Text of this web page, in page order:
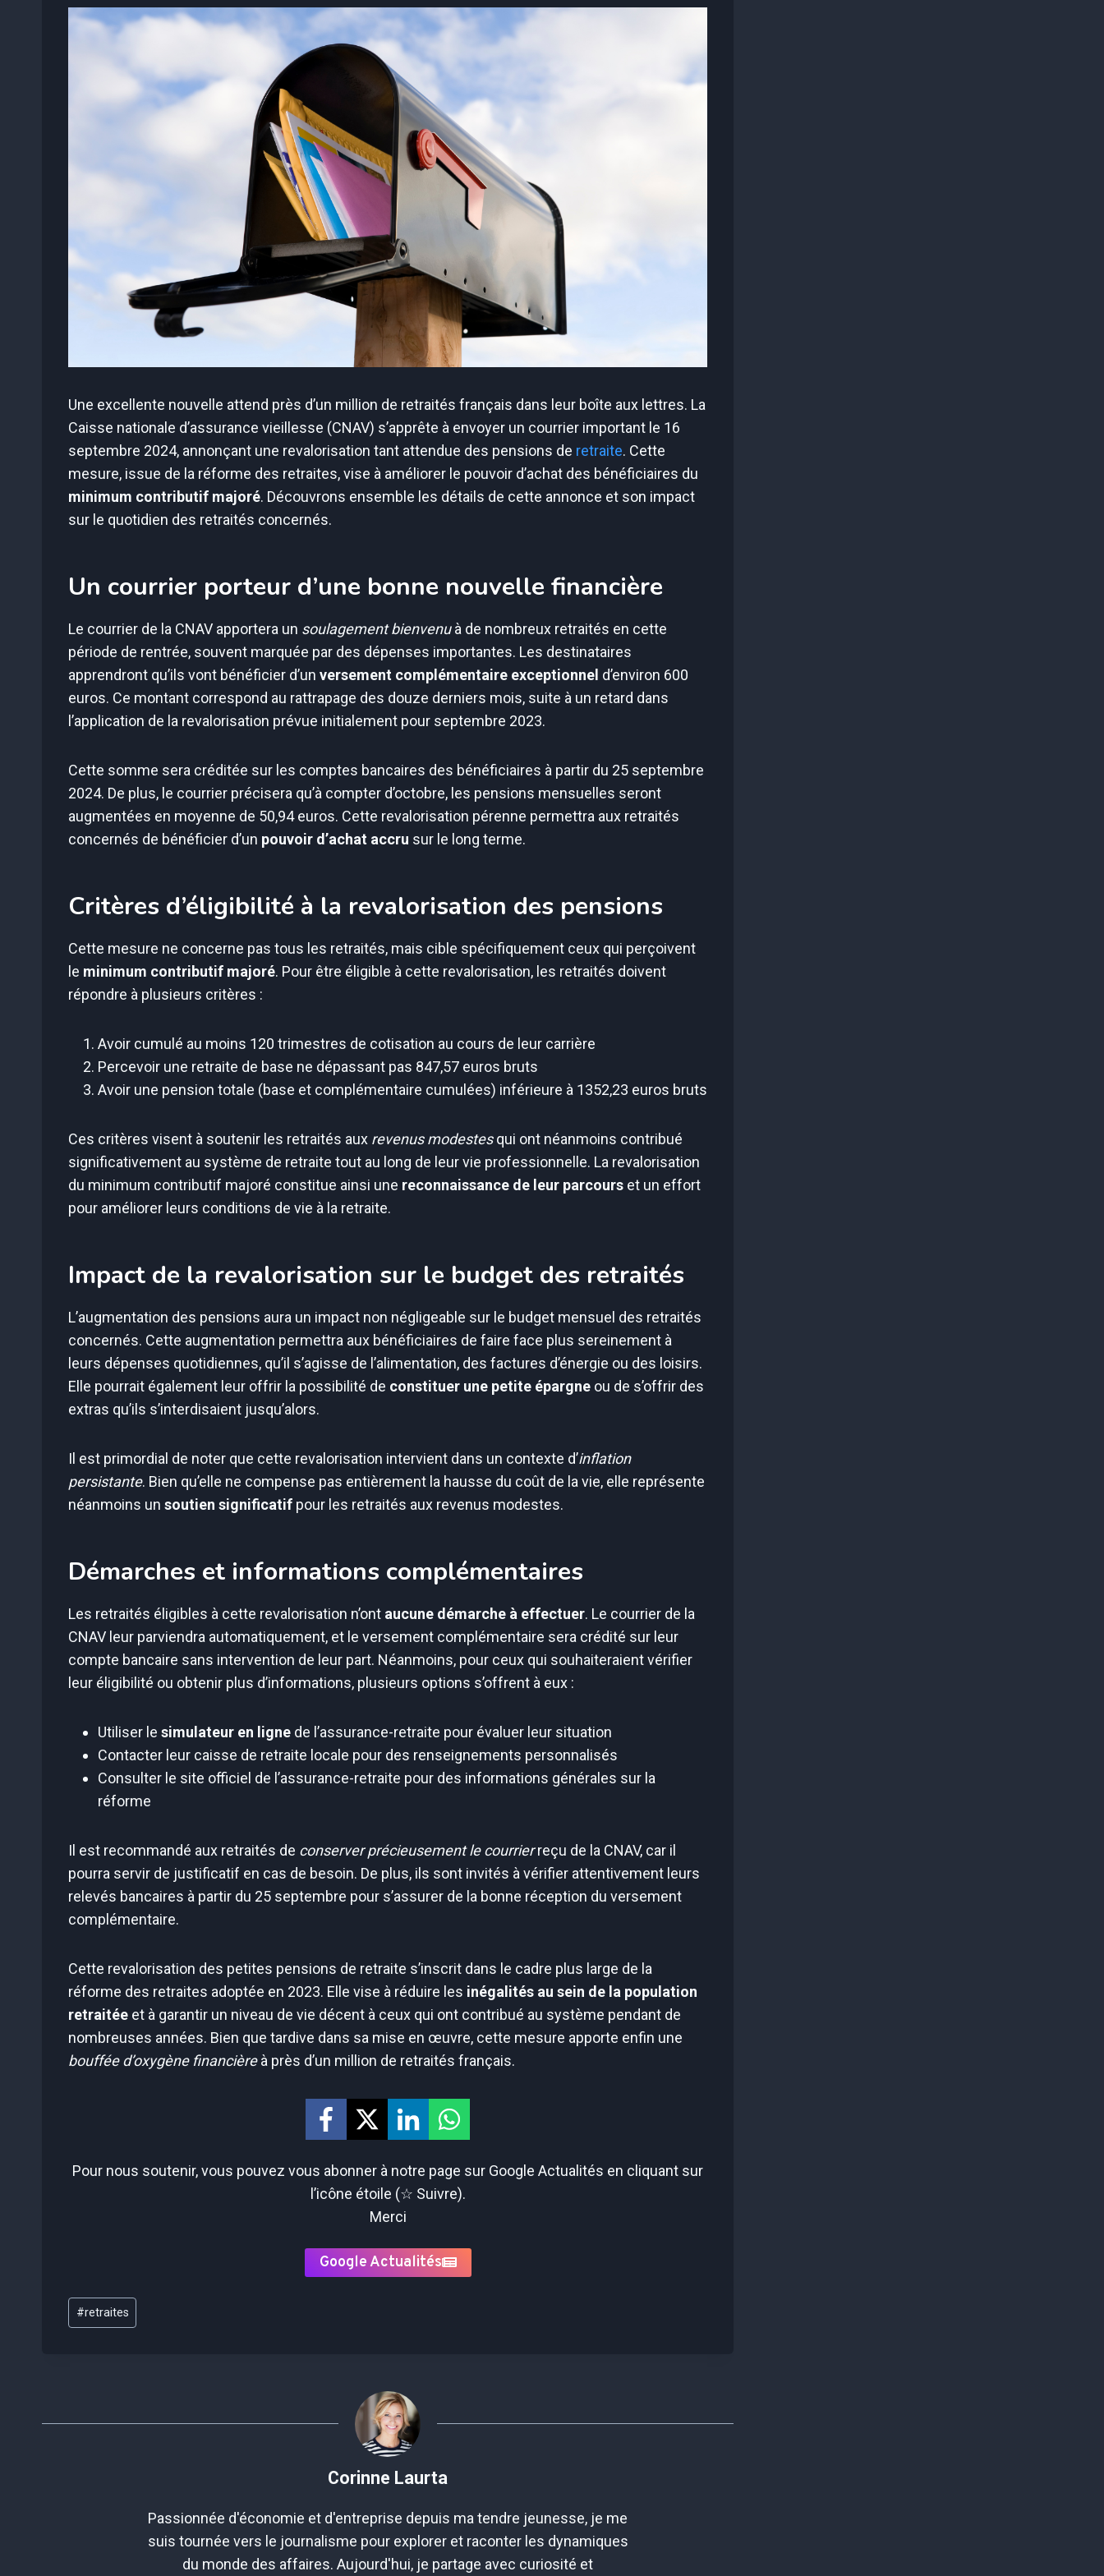
Une excellente nouvelle attend près d’un million de retraités français dans leur boîte aux lettres. La
Caisse nationale d’assurance vieillesse (CNAV) s’apprête à envoyer un courrier important le 16
septembre 2024, annonçant une revalorisation tant attendue des pensions de retraite. Cette
mesure, issue de la réforme des retraites, vise à améliorer le pouvoir d’achat des bénéficiaires du
minimum contributif majoré. Découvrons ensemble les détails de cette annonce et son impact
sur le quotidien des retraités concernés.
Un courrier porteur d’une bonne nouvelle financière
Le courrier de la CNAV apportera un soulagement bienvenuà de nombreux retraités en cette
période de rentrée, souvent marquée par des dépenses importantes. Les destinataires
apprendront qu’ils vont bénéficier d’un versement complémentaire exceptionnel d’environ 600
euros. Ce montant correspond au rattrapage des douze derniers mois, suite à un retard dans
l’application de la revalorisation prévue initialement pour septembre 2023.
Cette somme sera créditée sur les comptes bancaires des bénéficiaires à partir du 25 septembre
2024. De plus, le courrier précisera qu’à compter d’octobre, les pensions mensuelles seront
augmentées en moyenne de 50,94 euros. Cette revalorisation pérenne permettra aux retraités
concernés de bénéficier d’un pouvoir d’achat accru sur le long terme.
Critères d’éligibilité à la revalorisation des pensions
Cette mesure ne concerne pas tous les retraités, mais cible spécifiquement ceux qui perçoivent
le minimum contributif majoré. Pour être éligible à cette revalorisation, les retraités doivent
répondre à plusieurs critères :
Avoir cumulé au moins 120 trimestres de cotisation au cours de leur carrière
Percevoir une retraite de base ne dépassant pas 847,57 euros bruts
Avoir une pension totale (base et complémentaire cumulées) inférieure à 1352,23 euros bruts
Ces critères visent à soutenir les retraités aux revenus modestesqui ont néanmoins contribué
significativement au système de retraite tout au long de leur vie professionnelle. La revalorisation
du minimum contributif majoré constitue ainsi une reconnaissance de leur parcours et un effort
pour améliorer leurs conditions de vie à la retraite.
Impact de la revalorisation sur le budget des retraités
L’augmentation des pensions aura un impact non négligeable sur le budget mensuel des retraités
concernés. Cette augmentation permettra aux bénéficiaires de faire face plus sereinement à
leurs dépenses quotidiennes, qu’il s’agisse de l’alimentation, des factures d’énergie ou des loisirs.
Elle pourrait également leur offrir la possibilité de constituer une petite épargne ou de s’offrir des
extras qu’ils s’interdisaient jusqu’alors.
Il est primordial de noter que cette revalorisation intervient dans un contexte d’inflation
persistante. Bien qu’elle ne compense pas entièrement la hausse du coût de la vie, elle représente
néanmoins un soutien significatif pour les retraités aux revenus modestes.
Démarches et informations complémentaires
Les retraités éligibles à cette revalorisation n’ont aucune démarche à effectuer. Le courrier de la
CNAV leur parviendra automatiquement, et le versement complémentaire sera crédité sur leur
compte bancaire sans intervention de leur part. Néanmoins, pour ceux qui souhaiteraient vérifier
leur éligibilité ou obtenir plus d’informations, plusieurs options s’offrent à eux :
Utiliser le simulateur en ligne de l’assurance-retraite pour évaluer leur situation
Contacter leur caisse de retraite locale pour des renseignements personnalisés
Consulter le site officiel de l’assurance-retraite pour des informations générales sur la
réforme
Il est recommandé aux retraités de conserver précieusement le courrierreçu de la CNAV, car il
pourra servir de justificatif en cas de besoin. De plus, ils sont invités à vérifier attentivement leurs
relevés bancaires à partir du 25 septembre pour s’assurer de la bonne réception du versement
complémentaire.
Cette revalorisation des petites pensions de retraite s’inscrit dans le cadre plus large de la
réforme des retraites adoptée en 2023. Elle vise à réduire les inégalités au sein de la population
retraitée et à garantir un niveau de vie décent à ceux qui ont contribué au système pendant de
nombreuses années. Bien que tardive dans sa mise en œuvre, cette mesure apporte enfin une
bouffée d’oxygène financièreà près d’un million de retraités français.
Pour nous soutenir, vous pouvez vous abonner à notre page sur Google Actualités en cliquant sur
l’icône étoile (☆ Suivre).
Merci
Google Actualités
Étiquettes
de
#retraites
Corinne Laurta
Passionnée d'économie et d'entreprise depuis ma tendre jeunesse, je me
suis tournée vers le journalisme pour explorer et raconter les dynamiques
du monde des affaires. Aujourd'hui, je partage avec curiosité et